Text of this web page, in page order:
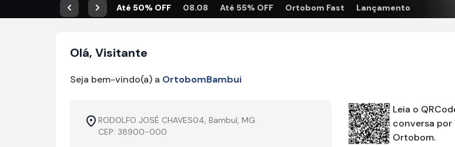
AnteriorPróximoAté 50% OFF 08.08 Até 55% OFF Ortobom Fast Lançamento
Olá, Visitante
Seja bem-vindo(a) a OrtobomBambui
RODOLFO JOSÉ CHAVES04, Bambuí, MG
CEP: 38900-000
Leia o
conversa
Ortobom.